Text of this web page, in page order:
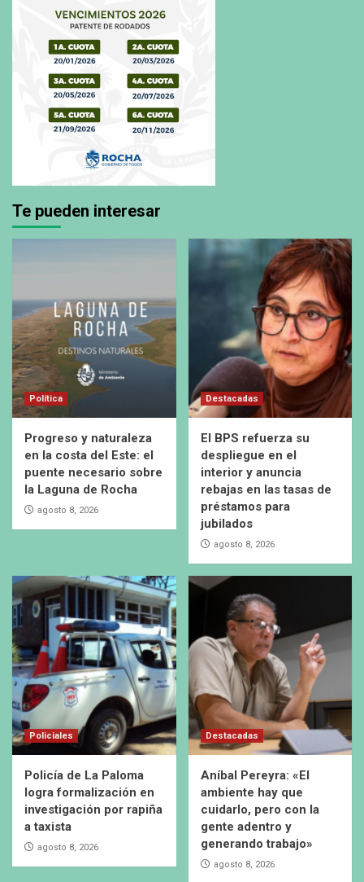
Te pueden interesar
Política
Progreso y naturaleza
en la costa del Este: el
puente necesario sobre
la Laguna de Rocha
agosto 8, 2026
Destacadas
El BPS refuerza su
despliegue en el
interior y anuncia
rebajas en las tasas de
préstamos para
jubilados
agosto 8, 2026
Policiales
Policía de La Paloma
logra formalización en
investigación por rapiña
a taxista
agosto 8, 2026
Destacadas
Aníbal Pereyra: «El
ambiente hay que
cuidarlo, pero con la
gente adentro y
generando trabajo»
agosto 8, 2026